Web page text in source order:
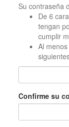
Su contraseña
De 6
tengan
cumplir
Al
Confirme su